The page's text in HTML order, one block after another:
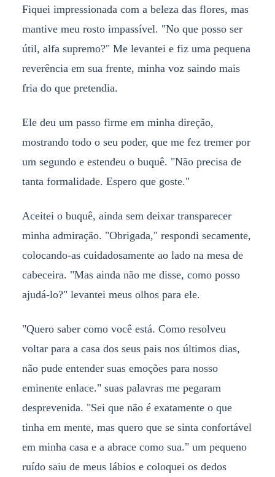
Fiquei impressionada com a beleza das flores, mas
mantive meu rosto impassível. "No que posso ser
útil, alfa supremo?" Me levantei e fiz uma pequena
reverência em sua frente, minha voz saindo mais
fria do que pretendia.
Ele deu um passo firme em minha direção,
mostrando todo o seu poder, que me fez tremer por
um segundo e estendeu o buquê. "Não precisa de
tanta formalidade. Espero que goste."
Aceitei o buquê, ainda sem deixar transparecer
minha admiração. "Obrigada," respondi secamente,
colocando-as cuidadosamente ao lado na mesa de
cabeceira. "Mas ainda não me disse, como posso
ajudá-lo?" levantei meus olhos para ele.
"Quero saber como você está. Como resolveu
voltar para a casa dos seus pais nos últimos dias,
não pude entender suas emoções para nosso
eminente enlace." suas palavras me pegaram
desprevenida. "Sei que não é exatamente o que
tinha em mente, mas quero que se sinta confortável
em minha casa e a abrace como sua." um pequeno
ruído saiu de meus lábios e coloquei os dedos